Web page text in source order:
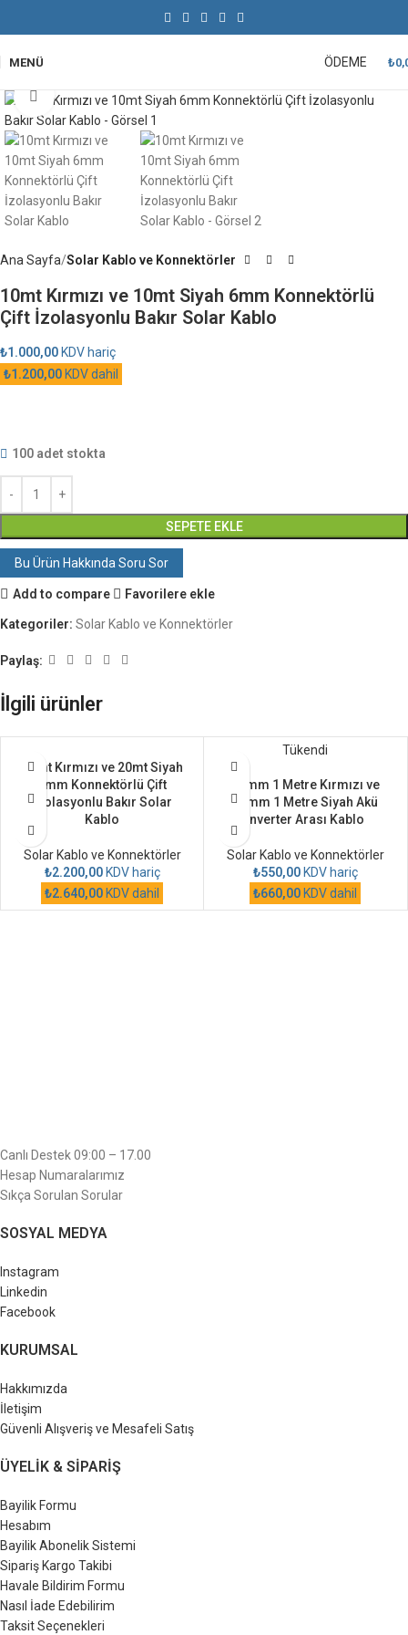
MENÜ ÖDEME ₺
Büyütmek için tıklayın
Ana Sayfa Solar Kablo ve Konnektörler
10mt Kırmızı ve 10mt Siyah 6mm Konnektörlü
Çift İzolasyonlu Bakır Solar Kablo
₺1.000,00 KDV hariç
₺1.200,00 KDV dahil
100 adet stokta
SEPETE EKLE
Bu Ürün Hakkında Soru Sor
Add to compare Favorilere ekle
Kategoriler: Solar Kablo ve Konnektörler
Paylaş:
İlgili ürünler
20mt Kırmızı ve 20mt Siyah
6mm Konnektörlü Çift
İzolasyonlu Bakır Solar
Kablo
Solar Kablo ve Konnektörler
₺2.200,00KDV hariç
₺2.640,00 KDV dahil
Tükendi
25mm 1 Metre Kırmızı ve
25mm 1 Metre Siyah Akü
İnverter Arası Kablo
Solar Kablo ve Konnektörler
₺550,00KDV hariç
₺660,00 KDV dahil
Canlı Destek 09:00 – 17.00
Hesap Numaralarımız
Sıkça Sorulan Sorular
SOSYAL MEDYA
Instagram
Linkedin
Facebook
KURUMSAL
Hakkımızda
İletişim
Güvenli Alışveriş ve Mesafeli Satış
ÜYELIK & SIPARIŞ
Bayilik Formu
Hesabım
Bayilik Abonelik Sistemi
Sipariş Kargo Takibi
Havale Bildirim Formu
Nasıl İade Edebilirim
Taksit Seçenekleri